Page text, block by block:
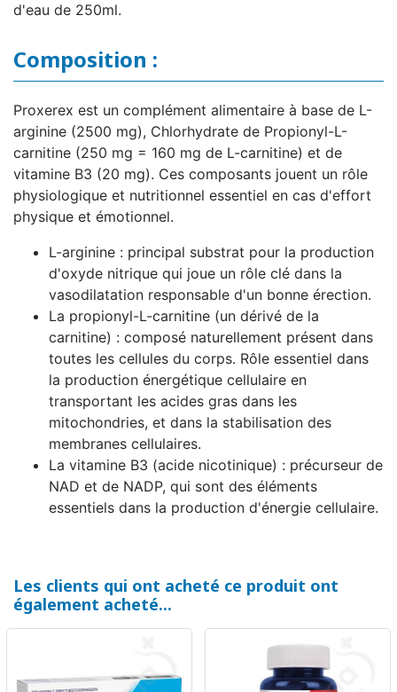
d'eau de 250ml.
Composition :
Proxerex est un complément alimentaire à base de L-
arginine (2500 mg), Chlorhydrate de Propionyl-L-
carnitine (250 mg = 160 mg de L-carnitine) et de
vitamine B3 (20 mg). Ces composants jouent un rôle
physiologique et nutritionnel essentiel en cas d'effort
physique et émotionnel.
L-arginine : principal substrat pour la production
d'oxyde nitrique qui joue un rôle clé dans la
vasodilatation responsable d'un bonne érection.
La propionyl-L-carnitine (un dérivé de la
carnitine) : composé naturellement présent dans
toutes les cellules du corps. Rôle essentiel dans
la production énergétique cellulaire en
transportant les acides gras dans les
mitochondries, et dans la stabilisation des
membranes cellulaires.
La vitamine B3 (acide nicotinique) : précurseur de
NAD et de NADP, qui sont des éléments
essentiels dans la production d'énergie cellulaire.
Les clients qui ont acheté ce produit ont
également acheté...